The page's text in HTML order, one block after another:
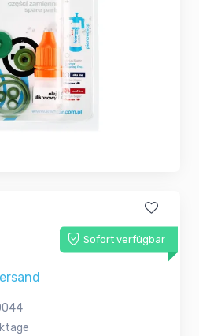
Sofort verfügbar